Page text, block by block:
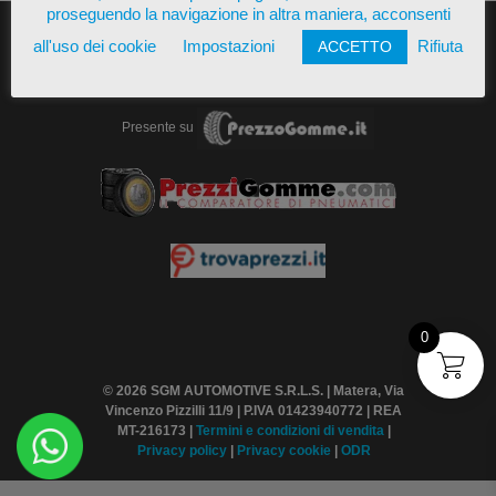
Presente su
© 2026 SGM AUTOMOTIVE S.R.L.S. | Matera, Via
Vincenzo Pizzilli 11/9 | P.IVA 01423940772 | REA
MT-216173 |
Termini e condizioni di vendita
Privacy policy
Privacy cookie ODR
proseguendo la navigazione in altra maniera, acconsenti
all'uso dei cookie
Impostazioni ACCETTO Rifiuta
0